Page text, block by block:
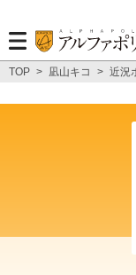
TOP > 凪山キコ > 近況